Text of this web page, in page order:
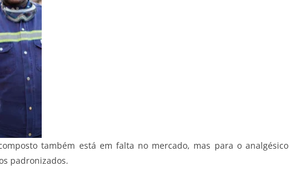
também está em falta no mercado, mas para o analgésico
padronizados.